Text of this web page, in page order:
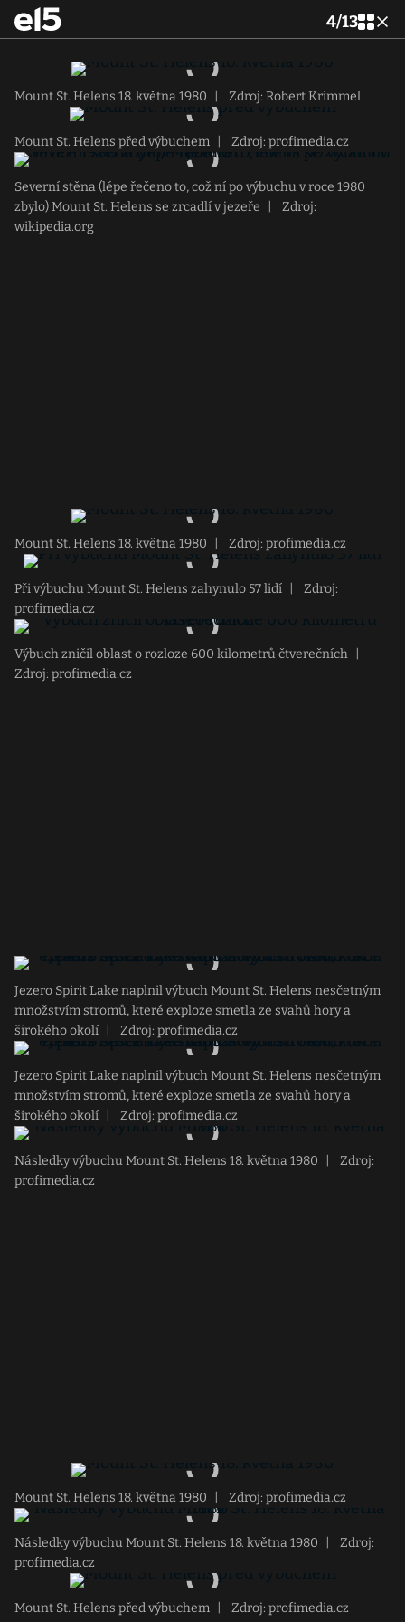
4/13
Mount St. Helens 18. května 1980 Zdroj: Robert Krimmel
Mount St. Helens před výbuchem Zdroj: profimedia.cz
Severní stěna (lépe řečeno to, což ní po výbuchu v roce 1980
zbylo) Mount St. Helens se zrcadlí v jezeře
Zdroj:
wikipedia.org
Mount St. Helens 18. května 1980 Zdroj: profimedia.cz
Při výbuchu Mount St. Helens zahynulo 57 lidí
Zdroj:
profimedia.cz
Výbuch zničil oblast o rozloze 600 kilometrů čtverečních
Zdroj: profimedia.cz
Jezero Spirit Lake naplnil výbuch Mount St. Helens nesčetným
množstvím stromů, které exploze smetla ze svahů hory a
širokého okolí
Zdroj: profimedia.cz
Jezero Spirit Lake naplnil výbuch Mount St. Helens nesčetným
množstvím stromů, které exploze smetla ze svahů hory a
širokého okolí
Zdroj: profimedia.cz
Následky výbuchu Mount St. Helens 18. května 1980
Zdroj:
profimedia.cz
Mount St. Helens 18. května 1980 Zdroj: profimedia.cz
Následky výbuchu Mount St. Helens 18. května 1980
Zdroj:
profimedia.cz
Mount St. Helens před výbuchem Zdroj: profimedia.cz